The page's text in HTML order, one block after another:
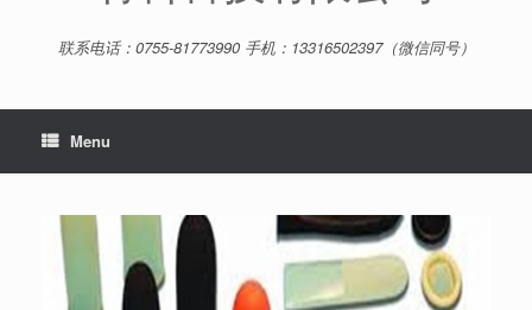
联系电话：0755-81773990 手机：13316502397（微信同号）
Menu